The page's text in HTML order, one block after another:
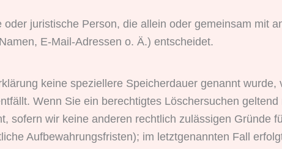
juristische Person, die allein oder gemeinsam mit
E-Mail-Adressen o. Ä.) entscheidet.
keine speziellere Speicherdauer genannt
Wenn Sie ein berechtigtes Löschersuchen
sofern wir keine anderen rechtlich zulässigen Gründe
Aufbewahrungsfristen); im letztgenannten Fall